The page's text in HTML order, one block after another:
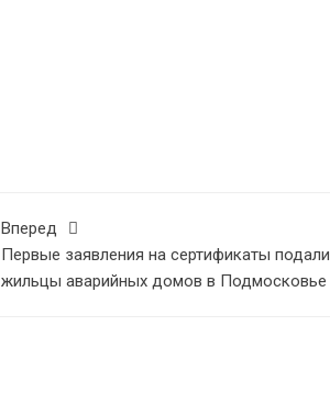
Вперед
Первые заявления на сертификаты подали
жильцы аварийных домов в Подмосковье